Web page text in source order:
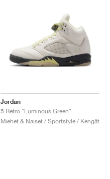
Jordan
5 Retro "Luminous Green"
Miehet & Naiset / Sportstyle / Kengät